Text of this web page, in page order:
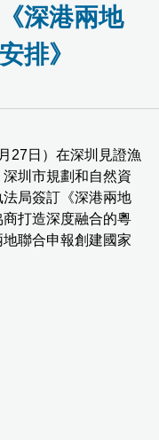
深港兩地
排》
27日）在深圳見證漁
圳市規劃和自然資
局簽訂《深港兩地
打造深度融合的粵
聯合申報創建國家